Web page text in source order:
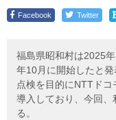
Facebook Twitter
福島県昭和村は2025
年10月に開始したと
点検を目的にNTTド
導入しており、今回
る。